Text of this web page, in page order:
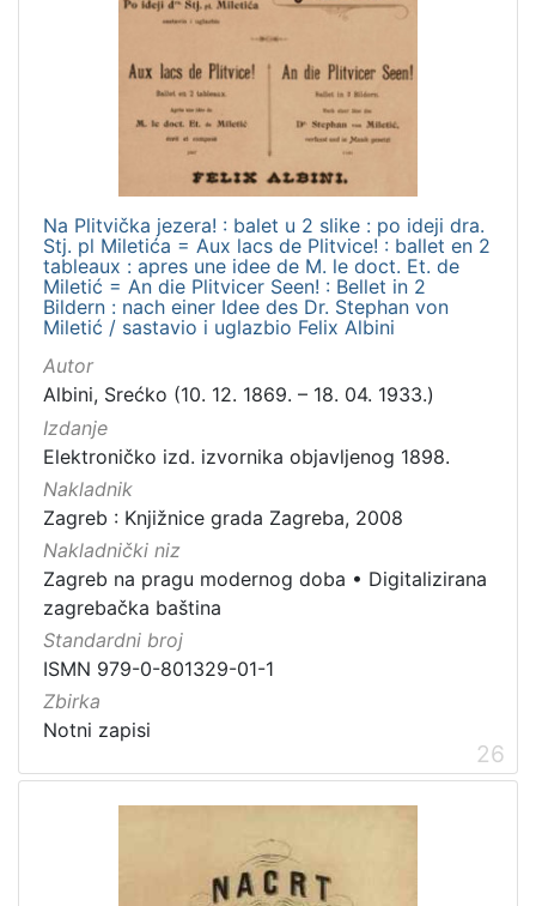
Na Plitvička jezera! : balet u 2 slike : po ideji dra.
Stj. pl Miletića = Aux lacs de Plitvice! : ballet en 2
tableaux : apres une idee de M. le doct. Et. de
Miletić = An die Plitvicer Seen! : Bellet in 2
Bildern : nach einer Idee des Dr. Stephan von
Miletić / sastavio i uglazbio Felix Albini
Autor
Albini, Srećko (10. 12. 1869. – 18. 04. 1933.)
Izdanje
Elektroničko izd. izvornika objavljenog 1898.
Nakladnik
Zagreb : Knjižnice grada Zagreba, 2008
Nakladnički niz
Zagreb na pragu modernog doba • Digitalizirana
zagrebačka baština
Standardni broj
ISMN 979-0-801329-01-1
Zbirka
Notni zapisi
26